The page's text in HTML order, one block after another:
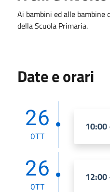
Ai bambini ed alle bambine
della Scuola Primaria.
Date e orari
26
OTT
10:00
26
OTT
12:00